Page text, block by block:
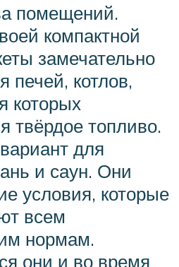
помещений.
компактной
замечательно
печей, котлов,
которых
твёрдое топливо.
для
и саун. Они
условия, которые
всем
нормам.
они и во время